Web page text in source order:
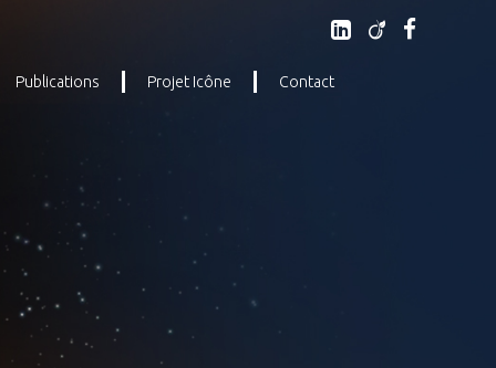
Publications Projet Icône Contact